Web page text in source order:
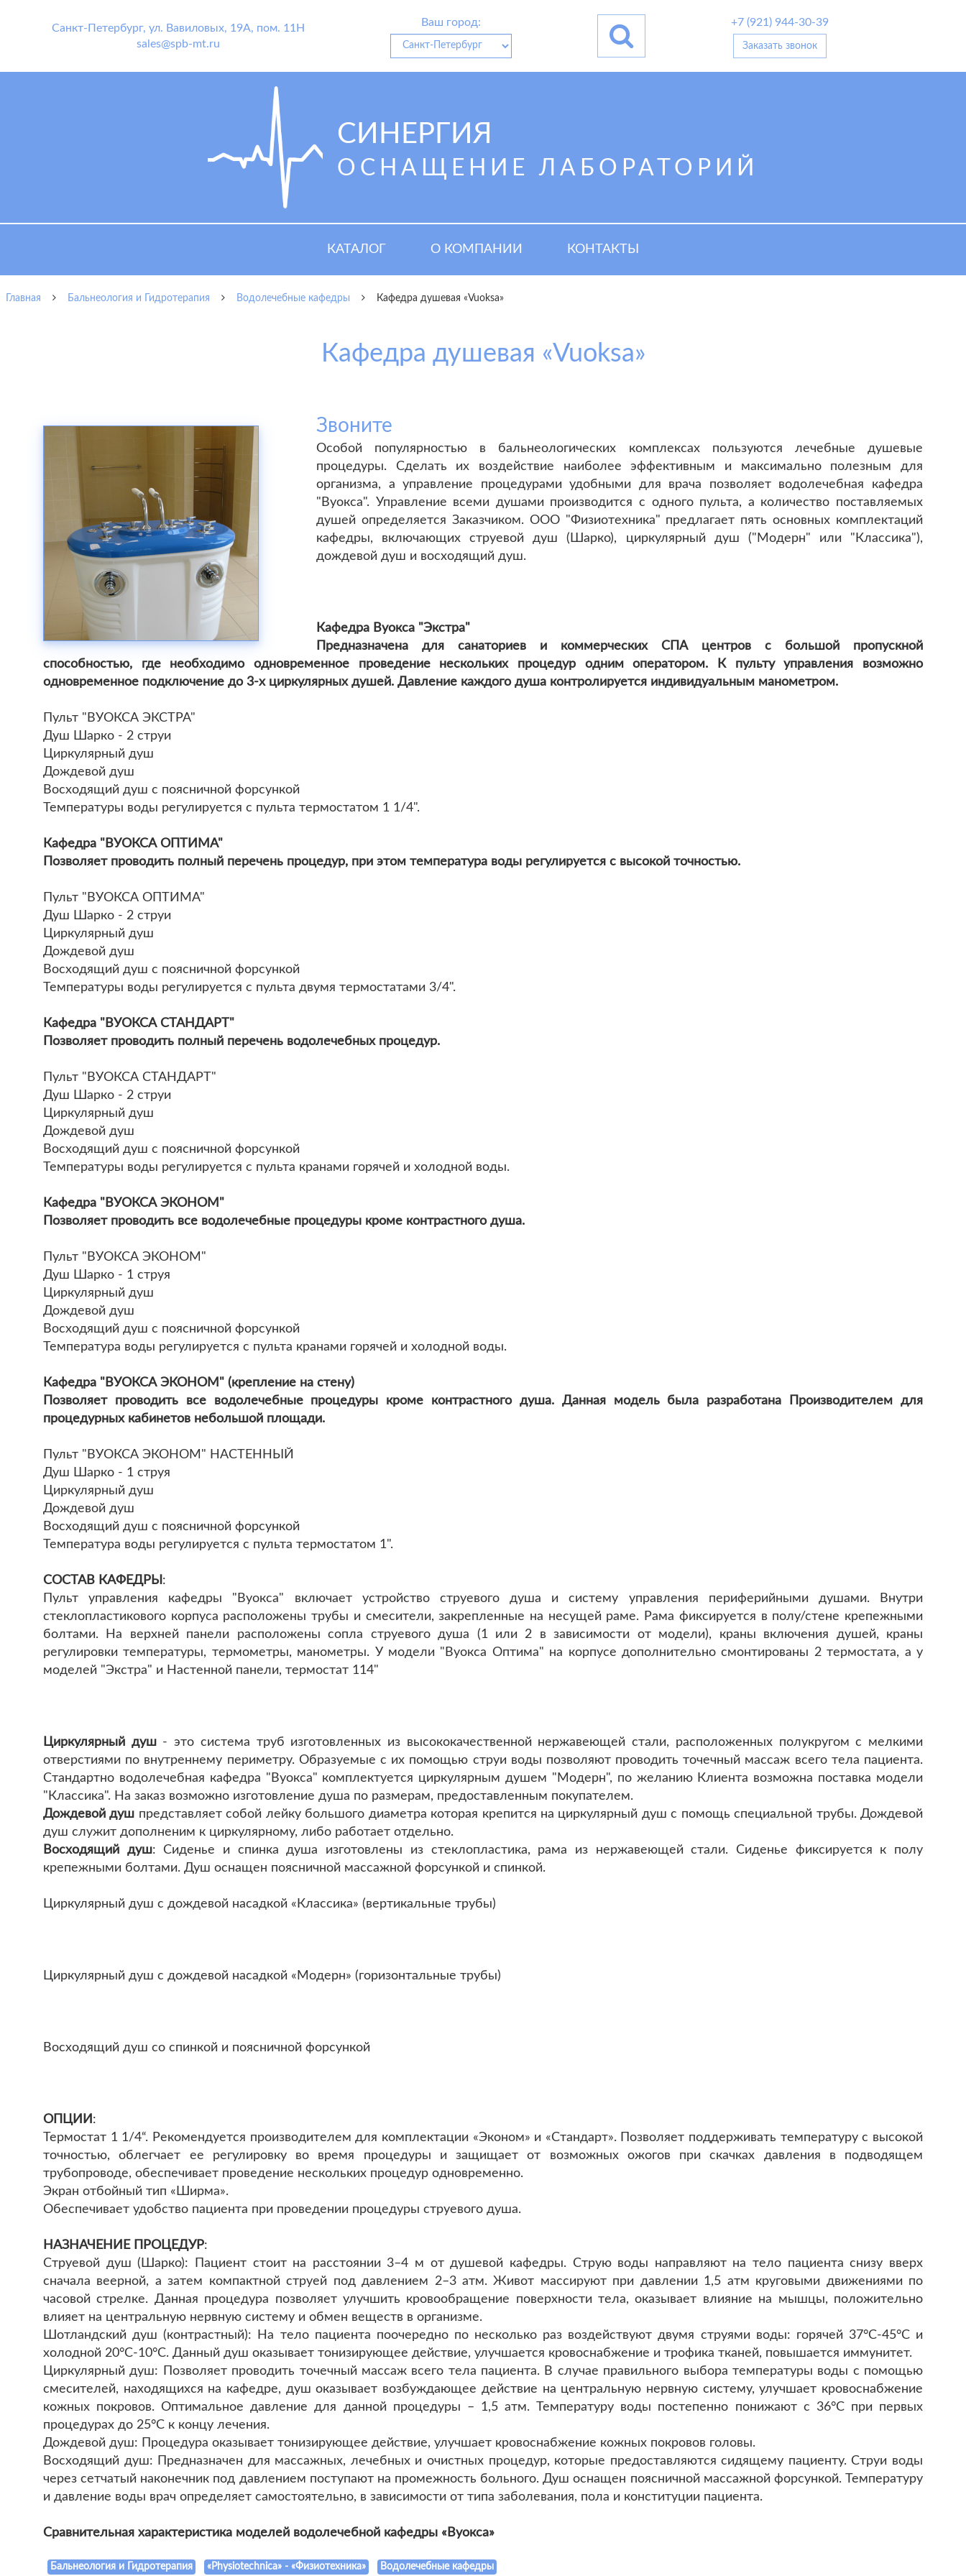
Санкт-Петербург, ул. Вавиловых, 19А, пом. 11Н
sales@spb-mt.ru
Ваш город: +7 (921) 944-30-39
Заказать звонок
СИНЕРГИЯ
ОСНАЩЕНИЕ ЛАБОРАТОРИЙ
КАТАЛОГ О КОМПАНИИ КОНТАКТЫ
Главная Бальнеология и Гидротерапия Водолечебные кафедры Кафедра душевая «Vuoksa»
Кафедра душевая «Vuoksa»
Звоните
Особой популярностью в бальнеологических комплексах пользуются лечебные душевые
процедуры. Сделать их воздействие наиболее эффективным и максимально полезным для
организма, а управление процедурами удобными для врача позволяет водолечебная кафедра
"Вуокса". Управление всеми душами производится с одного пульта, а количество поставляемых
душей определяется Заказчиком. ООО "Физиотехника" предлагает пять основных комплектаций
кафедры, включающих струевой душ (Шарко), циркулярный душ ("Модерн" или "Классика"),
дождевой душ и восходящий душ.
Кафедра Вуокса "Экстра"
Предназначена для санаториев и коммерческих СПА центров с большой пропускной
способностью, где необходимо одновременное проведение нескольких процедур одним оператором. К пульту управления возможно
одновременное подключение до 3-х циркулярных душей. Давление каждого душа контролируется индивидуальным манометром.
Пульт "ВУОКСА ЭКСТРА"
Душ Шарко - 2 струи
Циркулярный душ
Дождевой душ
Восходящий душ с поясничной форсункой
Температуры воды регулируется с пульта термостатом 1 1/4".
Кафедра "ВУОКСА ОПТИМА"
Позволяет проводить полный перечень процедур, при этом температура воды регулируется с высокой точностью.
Пульт "ВУОКСА ОПТИМА"
Душ Шарко - 2 струи
Циркулярный душ
Дождевой душ
Восходящий душ с поясничной форсункой
Температуры воды регулируется с пульта двумя термостатами 3/4".
Кафедра "ВУОКСА СТАНДАРТ"
Позволяет проводить полный перечень водолечебных процедур.
Пульт "ВУОКСА СТАНДАРТ"
Душ Шарко - 2 струи
Циркулярный душ
Дождевой душ
Восходящий душ с поясничной форсункой
Температуры воды регулируется с пульта кранами горячей и холодной воды.
Кафедра "ВУОКСА ЭКОНОМ"
Позволяет проводить все водолечебные процедуры кроме контрастного душа.
Пульт "ВУОКСА ЭКОНОМ"
Душ Шарко - 1 струя
Циркулярный душ
Дождевой душ
Восходящий душ с поясничной форсункой
Температура воды регулируется с пульта кранами горячей и холодной воды.
Кафедра "ВУОКСА ЭКОНОМ" (крепление на стену)
Позволяет проводить все водолечебные процедуры кроме контрастного душа. Данная модель была разработана Производителем для
процедурных кабинетов небольшой площади.
Пульт "ВУОКСА ЭКОНОМ" НАСТЕННЫЙ
Душ Шарко - 1 струя
Циркулярный душ
Дождевой душ
Восходящий душ с поясничной форсункой
Температура воды регулируется с пульта термостатом 1".
СОСТАВ КАФЕДРЫ :
Пульт управления кафедры "Вуокса" включает устройство струевого душа и систему управления периферийными душами. Внутри
стеклопластикового корпуса расположены трубы и смесители, закрепленные на несущей раме. Рама фиксируется в полу/стене крепежными
болтами. На верхней панели расположены сопла струевого душа (1 или 2 в зависимости от модели), краны включения душей, краны
регулировки температуры, термометры, манометры. У модели "Вуокса Оптима" на корпусе дополнительно смонтированы 2 термостата, а у
моделей "Экстра" и Настенной панели, термостат 114"
Циркулярный душ- это система труб изготовленных из высококачественной нержавеющей стали, расположенных полукругом с мелкими
отверстиями по внутреннему периметру. Образуемые с их помощью струи воды позволяют проводить точечный массаж всего тела пациента.
Стандартно водолечебная кафедра "Вуокса" комплектуется циркулярным душем "Модерн", по желанию Клиента возможна поставка модели
"Классика". На заказ возможно изготовление душа по размерам, предоставленным покупателем.
Дождевой душ представляет собой лейку большого диаметра которая крепится на циркулярный душ с помощь специальной трубы. Дождевой
душ служит дополненим к циркулярному, либо работает отдельно.
Восходящий душ: Сиденье и спинка душа изготовлены из стеклопластика, рама из нержавеющей стали. Сиденье фиксируется к полу
крепежными болтами. Душ оснащен поясничной массажной форсункой и спинкой.
Циркулярный душ с дождевой насадкой «Классика» (вертикальные трубы)
Циркулярный душ с дождевой насадкой «Модерн» (горизонтальные трубы)
Восходящий душ со спинкой и поясничной форсункой
ОПЦИИ :
Термостат 1 1/4“. Рекомендуется производителем для комплектации «Эконом» и «Стандарт». Позволяет поддерживать температуру с высокой
точностью, облегчает ее регулировку во время процедуры и защищает от возможных ожогов при скачках давления в подводящем
трубопроводе, обеспечивает проведение нескольких процедур одновременно.
Экран отбойный тип «Ширма».
Обеспечивает удобство пациента при проведении процедуры струевого душа.
НАЗНАЧЕНИЕ ПРОЦЕДУР:
Струевой душ (Шарко): Пациент стоит на расстоянии 3–4 м от душевой кафедры. Струю воды направляют на тело пациента снизу вверх
сначала веерной, а затем компактной струей под давлением 2–3 атм. Живот массируют при давлении 1,5 атм круговыми движениями по
часовой стрелке. Данная процедура позволяет улучшить кровообращение поверхности тела, оказывает влияние на мышцы, положительно
влияет на центральную нервную систему и обмен веществ в организме.
Шотландский душ (контрастный): На тело пациента поочередно по несколько раз воздействуют двумя струями воды: горячей 37°C-45°С и
холодной 20°C-10°С. Данный душ оказывает тонизирующее действие, улучшается кровоснабжение и трофика тканей, повышается иммунитет.
Циркулярный душ: Позволяет проводить точечный массаж всего тела пациента. В случае правильного выбора температуры воды с помощью
смесителей, находящихся на кафедре, душ оказывает возбуждающее действие на центральную нервную систему, улучшает кровоснабжение
кожных покровов. Оптимальное давление для данной процедуры – 1,5 атм. Температуру воды постепенно понижают с 36°С при первых
процедурах до 25°С к концу лечения.
Дождевой душ: Процедура оказывает тонизирующее действие, улучшает кровоснабжение кожных покровов головы.
Восходящий душ: Предназначен для массажных, лечебных и очистных процедур, которые предоставляются сидящему пациенту. Струи воды
через сетчатый наконечник под давлением поступают на промежность больного. Душ оснащен поясничной массажной форсункой. Температуру
и давление воды врач определяет самостоятельно, в зависимости от типа заболевания, пола и конституции пациента.
Сравнительная характеристика моделей водолечебной кафедры «Вуокса»
Бальнеология и Гидротерапия «Physiotechnica» - «Физиотехника» Водолечебные кафедры